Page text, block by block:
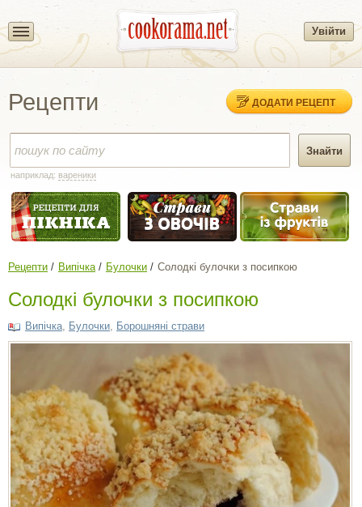
Увійти
Рецепти ДОДАТИ РЕЦЕПТ
наприклад: вареники
Рецепти Випічка Булочки Солодкі булочки з посипкою
Солодкі булочки з посипкою
Випічка Булочки Борошняні страви